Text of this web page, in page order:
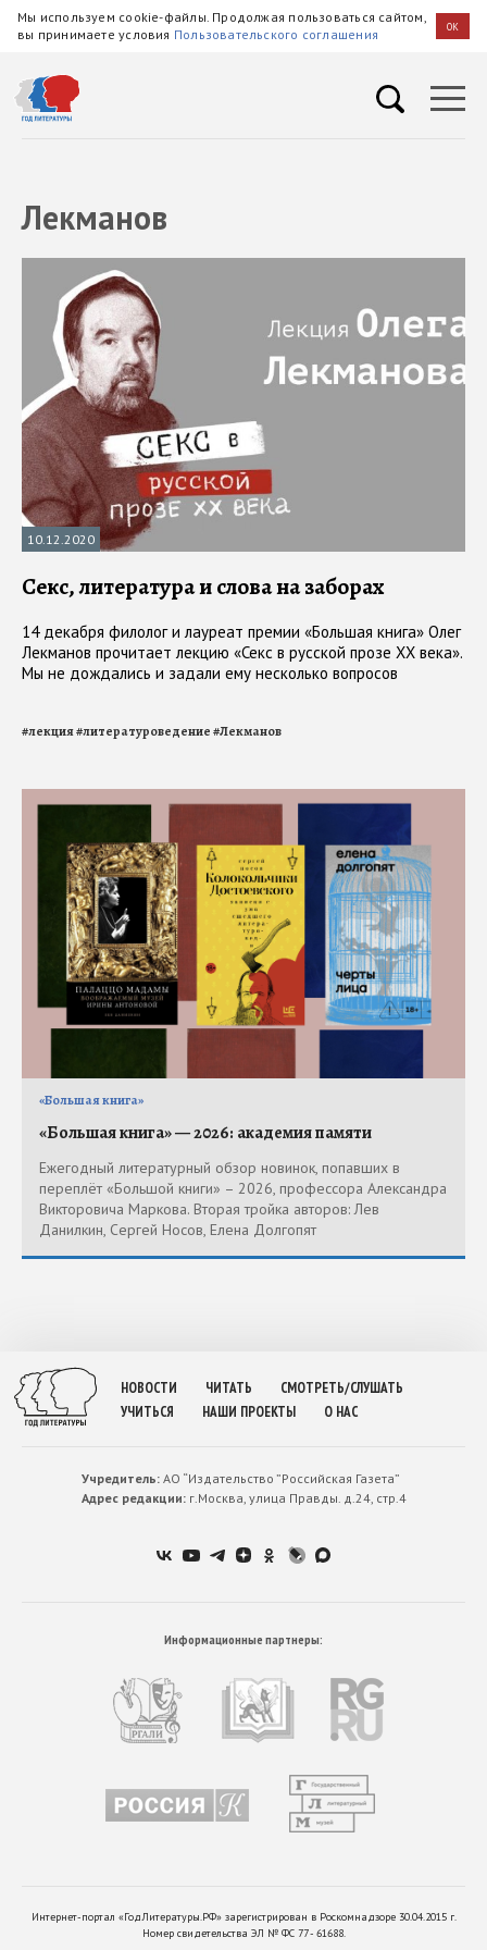
Мы используем cookie-файлы. Продолжая пользоваться сайтом,
вы принимаете условия Пользовательского соглашения OK
Лекманов
10.12.2020
Секс, литература и слова на заборах
14 декабря филолог и лауреат премии «Большая книга» Олег
Лекманов прочитает лекцию «Секс в русской прозе XX века».
Мы не дождались и задали ему несколько вопросов
#лекция#литературоведение#Лекманов
«Большая книга»
«Большая книга» — 2026: академия памяти
Ежегодный литературный обзор новинок, попавших в
переплёт «Большой книги» – 2026, профессора Александра
Викторовича Маркова. Вторая тройка авторов: Лев
Данилкин, Сергей Носов, Елена Долгопят
НОВОСТИ ЧИТАТЬ
СМОТРЕТЬ/СЛУШАТЬ
УЧИТЬСЯ
НАШИ ПРОЕКТЫ О НАС
Учредитель:АО “Издательство ”Российская Газета”
Адрес редакции:г.Москва, улица Правды. д.24, стр.4
Информационные партнеры:
Интернет-портал «ГодЛитературы.РФ» зарегистрирован в Роскомнадзоре 30.04.2015 г.
Номер свидетельства ЭЛ № ФС 77 - 61688.